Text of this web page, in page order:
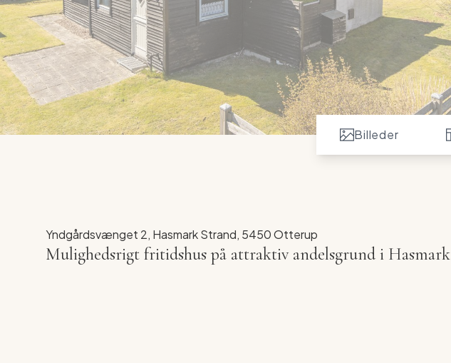
Billeder
Yndgårdsvænget 2, Hasmark Strand, 5450 Otterup
Mulighedsrigt fritidshus på attraktiv andelsgrund i Hasmark